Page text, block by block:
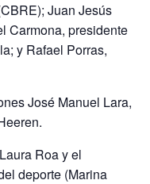
Juan Jesús
Carmona, presidente
y Rafael Porras,
José Manuel Lara,
Roa y el
deporte (Marina